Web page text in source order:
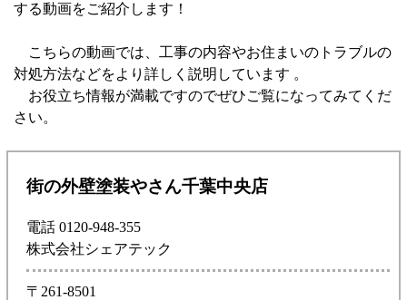
する動画をご紹介します！
こちらの動画では、工事の内容やお住まいのトラブルの
対処方法などをより詳しく説明しています 。
お役立ち情報が満載ですのでぜひご覧になってみてくだ
さい。
街の外壁塗装やさん千葉中央店
電話 0120-948-355
株式会社シェアテック
〒261-8501